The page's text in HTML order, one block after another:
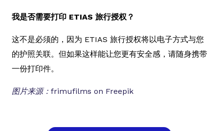
我是否需要打印 ETIAS 旅行授权？
这不是必须的，因为 ETIAS 旅行授权将以电子方式与您
的护照关联。但如果这样能让您更有安全感，请随身携带
一份打印件。
图片来源：frimufilms on Freepik